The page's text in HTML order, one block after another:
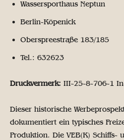
Wassersporthaus Neptun
Berlin-Köpenick
Oberspreestraße 183/185
Tel.: 632623
Druckvermerk: III-25-8-706-1
Dieser historische
dokumentiert ein typisches
Produktion. Die VEB(K) Schiffs-